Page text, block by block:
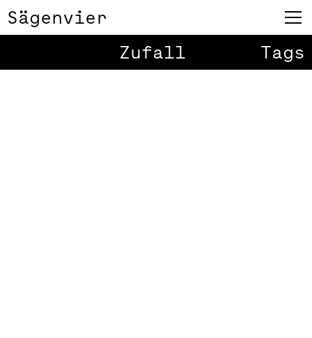
Sägenvier
Zufall
Tags